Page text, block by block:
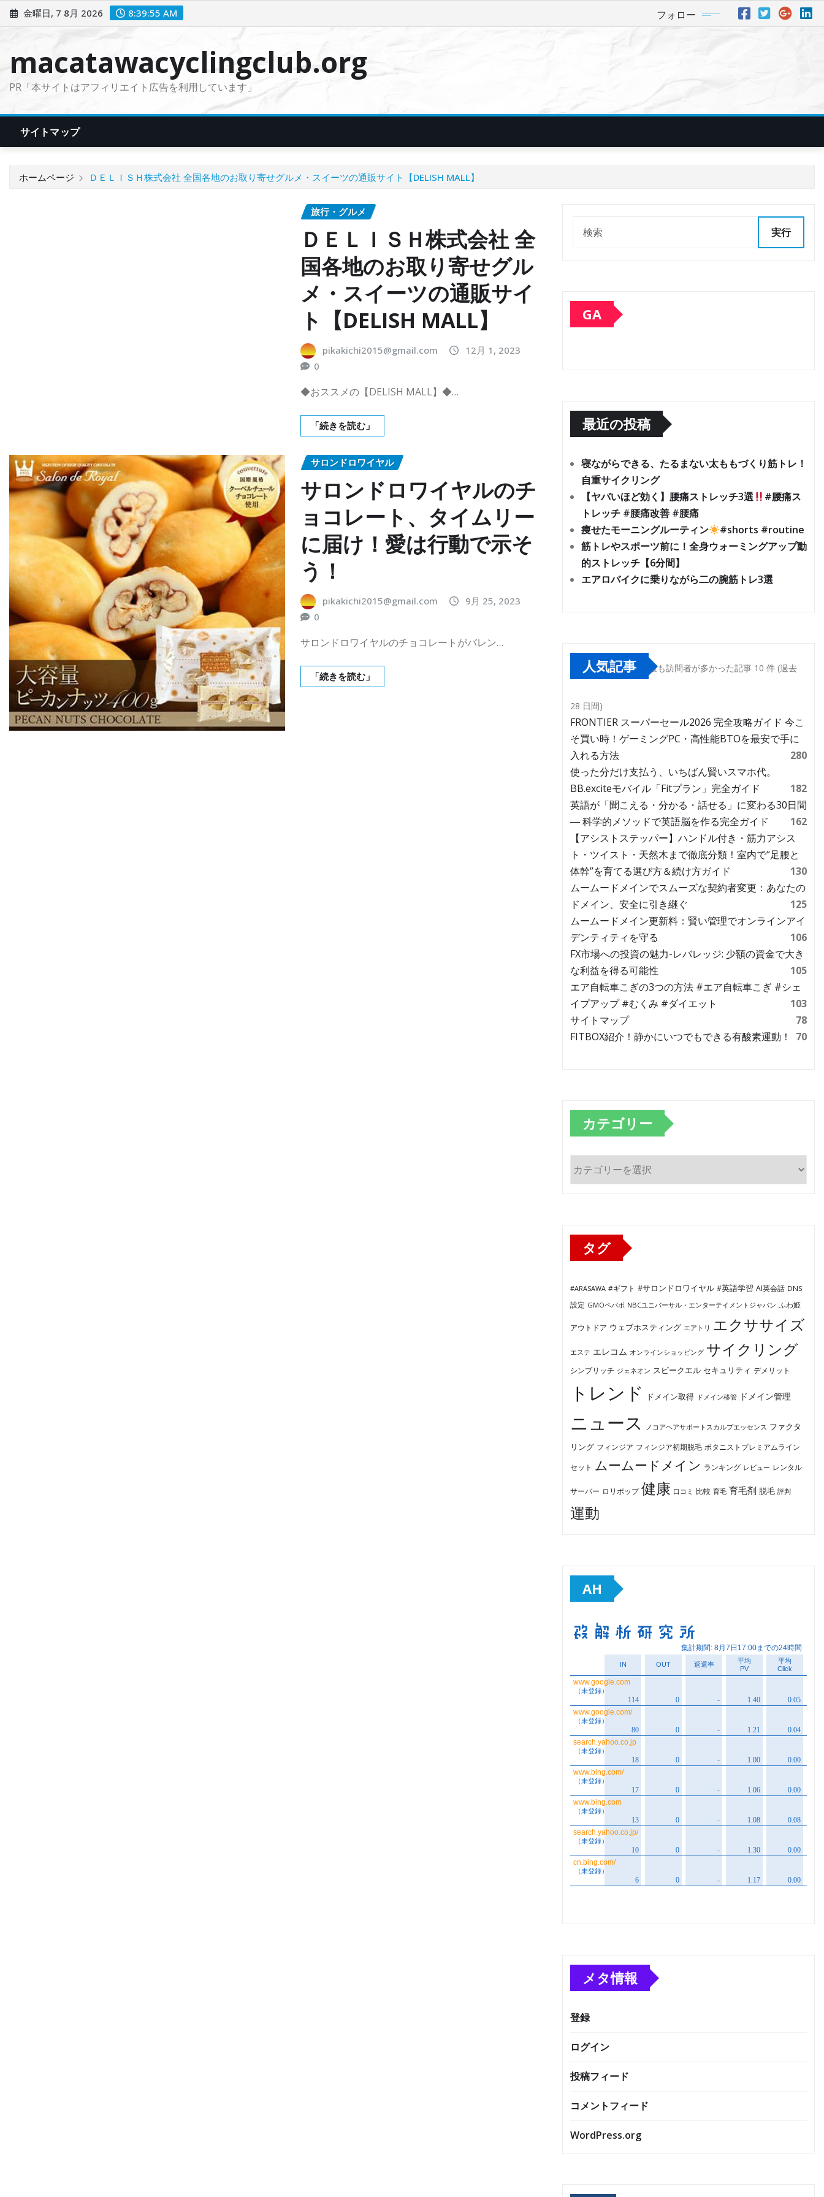
ン
金曜日, 7 8月 2026 8:39:56 AM フォロー
macatawacyclingclub.org
PR「本サイトはアフィリエイト広告を利用しています」
サイトマップ
ホームページ ＤＥＬＩＳＨ株式会社 全国各地のお取り寄せグルメ・スイーツの通販サイト【DELISH MALL】
旅行・グルメ
ＤＥＬＩＳＨ株式会社 全
国各地のお取り寄せグル
メ・スイーツの通販サイ
ト【DELISH MALL】
pikakichi2015@gmail.com
12月 1, 2023
0
◆おススメの【DELISH MALL】◆…
「続きを読む」
サロンドロワイヤル
サロンドロワイヤルのチ
ョコレート、タイムリー
に届け！愛は行動で示そ
う！
pikakichi2015@gmail.com
9月 25, 2023
0
サロンドロワイヤルのチョコレートがバレン…
「続きを読む」
実行
GA
最近の投稿
寝ながらできる、たるまない太ももづくり筋トレ！
自重サイクリング
【ヤバいほど効く】腰痛ストレッチ3選
#腰痛ス
トレッチ #腰痛改善 #腰痛
痩せたモーニングルーティン
#shorts #routine
筋トレやスポーツ前に！全身ウォーミングアップ動
的ストレッチ【6分間】
エアロバイクに乗りながら二の腕筋トレ3選
人気記事 最も訪問者が多かった記事 10 件 (過去
28 日間)
FRONTIER スーパーセール2026 完全攻略ガイド 今こ
そ買い時！ゲーミングPC・高性能BTOを最安で手に
入れる方法
280
使った分だけ支払う、いちばん賢いスマホ代。
BB.exciteモバイル「Fitプラン」完全ガイド
182
英語が「聞こえる・分かる・話せる」に変わる30日間
― 科学的メソッドで英語脳を作る完全ガイド
162
【アシストステッパー】ハンドル付き・筋力アシス
ト・ツイスト・天然木まで徹底分類！室内で“足腰と
体幹”を育てる選び方＆続け方ガイド
130
ムームードメインでスムーズな契約者変更：あなたの
ドメイン、安全に引き継ぐ
125
ムームードメイン更新料：賢い管理でオンラインアイ
デンティティを守る
106
FX市場への投資の魅力-レバレッジ: 少額の資金で大き
な利益を得る可能性
105
エア自転車こぎの3つの方法 #エア自転車こぎ #シェ
イプアップ #むくみ #ダイエット
103
サイトマップ
78
FITBOX紹介！静かにいつでもできる有酸素運動！
70
カテゴリー
テ
タグ
#ARASAWA #ギフト #サロンドロワイヤル #英語学習 AI英会話 DNS
設定 GMOペパボ NBCユニバーサル・エンターテイメントジャパン ふわ姫
アウトドア ウェブホスティング エアトリ エクササイズ
エステ エレコム オンラインショッピング サイクリング
シンプリッチ ジェネオン スピークエル セキュリティ デメリット
トレンド ドメイン取得 ドメイン移管 ドメイン管理
ニュース ノコアヘアサポートスカルプエッセンス ファクタ
リング フィンジア フィンジア初期脱毛 ボタニストプレミアムライン
セット ムームードメイン ランキング レビュー レンタル
サーバー ロリポップ 健康 口コミ 比較 育毛 育毛剤 脱毛 評判
運動
AH
メタ情報
登録
ログイン
投稿フィード
コメントフィード
WordPress.org